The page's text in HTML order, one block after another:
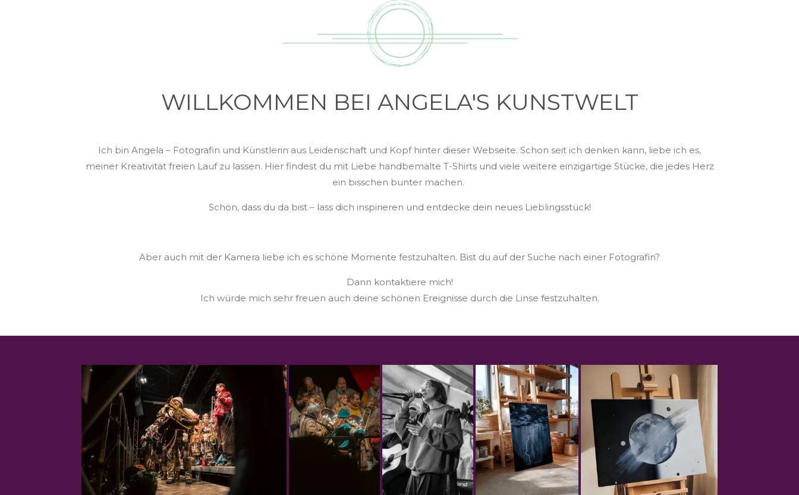
WILLKOMMEN BEI ANGELA'S KUNSTWELT
Ich bin Angela – Fotografin und Künstlerin aus Leidenschaft und Kopf hinter dieser Webseite. Schon seit ich denken kann, liebe ich es,
meiner Kreativität freien Lauf zu lassen. Hier findest du mit Liebe handbemalte T-Shirts und viele weitere einzigartige Stücke, die jedes Herz
ein bisschen bunter machen.
Schön, dass du da bist – lass dich inspirieren und entdecke dein neues Lieblingsstück!
Aber auch mit der Kamera liebe ich es schöne Momente festzuhalten. Bist du auf der Suche nach einer Fotografin?
Dann kontaktiere mich!
Ich würde mich sehr freuen auch deine schönen Ereignisse durch die Linse festzuhalten.